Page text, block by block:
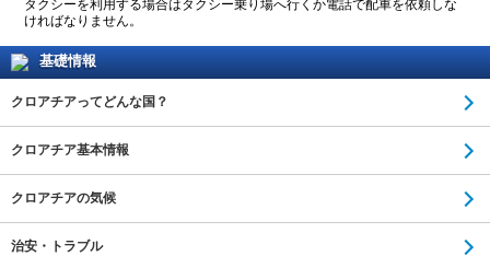
タクシーを利用する場合はタクシー乗り場へ行くか電話で配車を依頼しな
ければなりません。
基礎情報
クロアチアってどんな国？
クロアチア基本情報
クロアチアの気候
治安・トラブル